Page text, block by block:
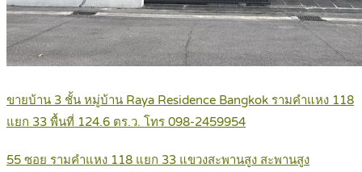
ขายบ้าน 3 ชั้น หมู่บ้าน Raya Residence Bangkok รามคำแหง 118
แยก 33 พื้นที่ 124.6 ตร.ว. โทร 098-2459954
55 ซอย รามคำแหง 118 แยก 33 แขวงสะพานสูง สะพานสูง